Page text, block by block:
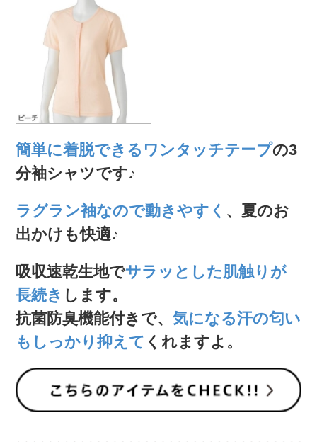
簡単に着脱できるワンタッチテープの3
分袖シャツです♪
ラグラン袖なので動きやすく 、夏のお
出かけも快適♪
吸収速乾生地でサラッとした肌触りが
長続き します。
抗菌防臭機能付きで、 気になる汗の匂い
もしっかり抑えて くれますよ。